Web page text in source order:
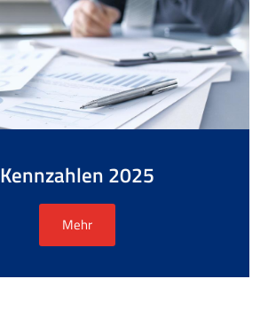
Kennzahlen 2025
Mehr